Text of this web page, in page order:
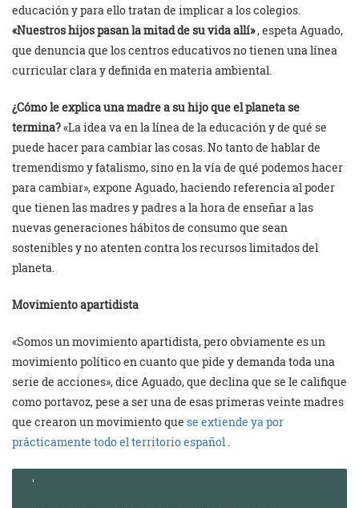
educación y para ello tratan de implicar a los colegios.
«Nuestros hijos pasan la mitad de su vida allí», espeta Aguado,
que denuncia que los centros educativos no tienen una línea
curricular clara y definida en materia ambiental.
¿Cómo le explica una madre a su hijo que el planeta se
termina?«La idea va en la línea de la educación y de qué se
puede hacer para cambiar las cosas. No tanto de hablar de
tremendismo y fatalismo, sino en la vía de qué podemos hacer
para cambiar», expone Aguado, haciendo referencia al poder
que tienen las madres y padres a la hora de enseñar a las
nuevas generaciones hábitos de consumo que sean
sostenibles y no atenten contra los recursos limitados del
planeta.
Movimiento apartidista
«Somos un movimiento apartidista, pero obviamente es un
movimiento político en cuanto que pide y demanda toda una
serie de acciones», dice Aguado, que declina que se le califique
como portavoz, pese a ser una de esas primeras veinte madres
que crearon un movimiento que se extiende ya por
prácticamente todo el territorio español .